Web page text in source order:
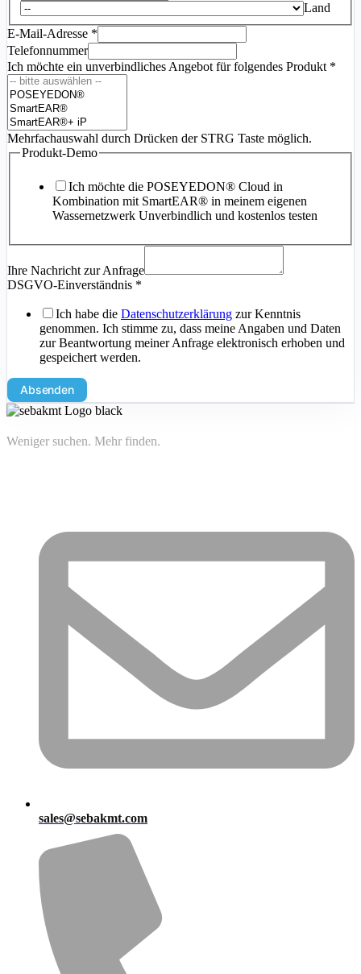
Land
E-Mail-Adresse *
Telefonnummer
Ich möchte ein unverbindliches Angebot für folgendes Produkt *
Mehrfachauswahl durch Drücken der STRG Taste möglich.
Produkt-Demo
Ich möchte die POSEYEDON® Cloud in
Kombination mit SmartEAR® in meinem eigenen
Wassernetzwerk Unverbindlich und kostenlos testen
Ihre Nachricht zur Anfrage
DSGVO-Einverständnis *
Ich habe die Datenschutzerklärung zur Kenntnis
genommen. Ich stimme zu, dass meine Angaben und Daten
zur Beantwortung meiner Anfrage elektronisch erhoben und
gespeichert werden.
Absenden
Weniger suchen. Mehr finden.
sales@sebakmt.com